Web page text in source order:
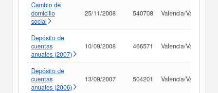
Cambio de
domicilio
social
25/11/2008 540708 Valencia/València
Depósito de
cuentas
anuales (2007)
10/09/2008 466571 Valencia/València
Depósito de
cuentas
anuales (2006)
13/09/2007 504201 Valencia/València